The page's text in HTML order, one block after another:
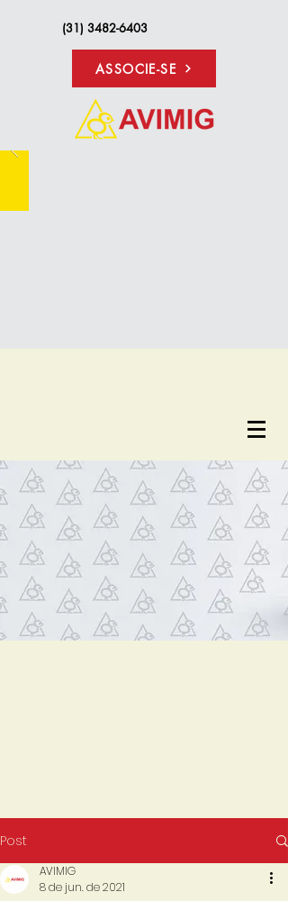
(31) 3482-6403
ASSOCIE-SE
Post
AVIMIG
8 de jun. de 2021